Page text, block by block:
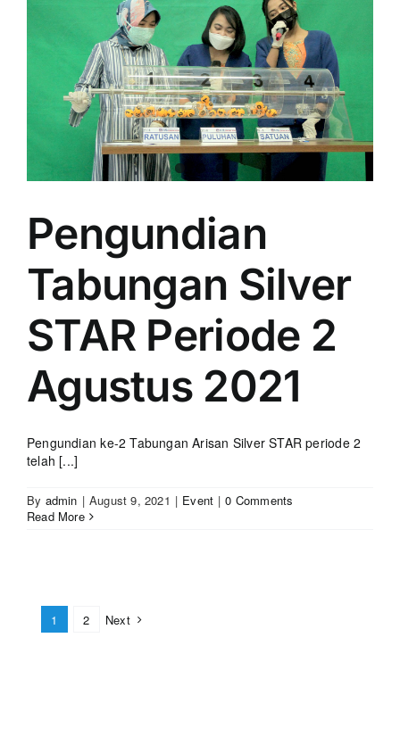
Pengundian
Tabungan Silver
STAR Periode 2
Agustus 2021
Pengundian ke-2 Tabungan Arisan Silver STAR periode 2
telah [...]
By admin | August 9, 2021 | Event | 0 Comments
Read More
1 2 Next